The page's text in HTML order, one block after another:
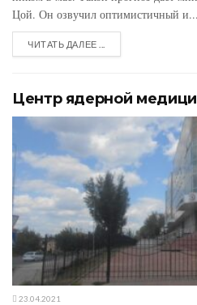
Цой. Он озвучил оптимистичный и...
ЧИТАТЬ ДАЛЕЕ ...
Центр ядерной
23.04.2021